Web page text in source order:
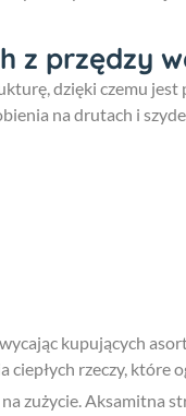
z przędzy
dzięki czemu
na drutach i
kupujących
rzeczy, które
zużycie. Aksamitna